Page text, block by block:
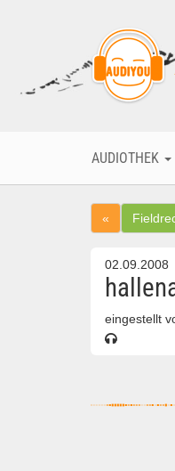
AUDIOTHEK
«
02.09.2008
eingestellt